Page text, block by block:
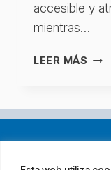
accesible y
mientras…
LEER MÁS